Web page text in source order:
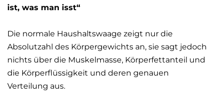
ist, was man isst“
Die normale Haushaltswaage zeigt nur die
Absolutzahl des Körpergewichts an, sie sagt jedoch
nichts über die Muskelmasse, Körperfettanteil und
die Körperflüssigkeit und deren genauen
Verteilung aus.